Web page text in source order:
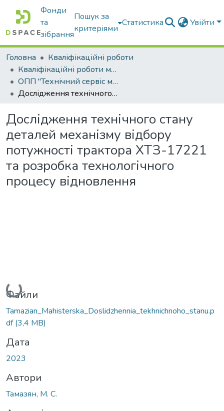
Фонди
та
зібрання
Пошук за
критеріями
Статистика Увійти
Головна
Кваліфікаційні роботи
Кваліфікаційні роботи магістрів
ОПП "Технічний сервіс машин та обладнання сільськогосподарського виробництва"
Дослідження технічного стану деталей механізму відбору потужності трактора ХТЗ-17221 та розробка технологічного процесу відновлення
Дослідження технічного стану
деталей механізму відбору
потужності трактора ХТЗ-17221
та розробка технологічного
процесу відновлення
Вантажиться...
Файли
Tamazian_Mahisterska_Doslidzhennia_tekhnichnoho_stanu.p
df(3,4 MB)
Дата
2023
Автори
Тамазян, М. С.